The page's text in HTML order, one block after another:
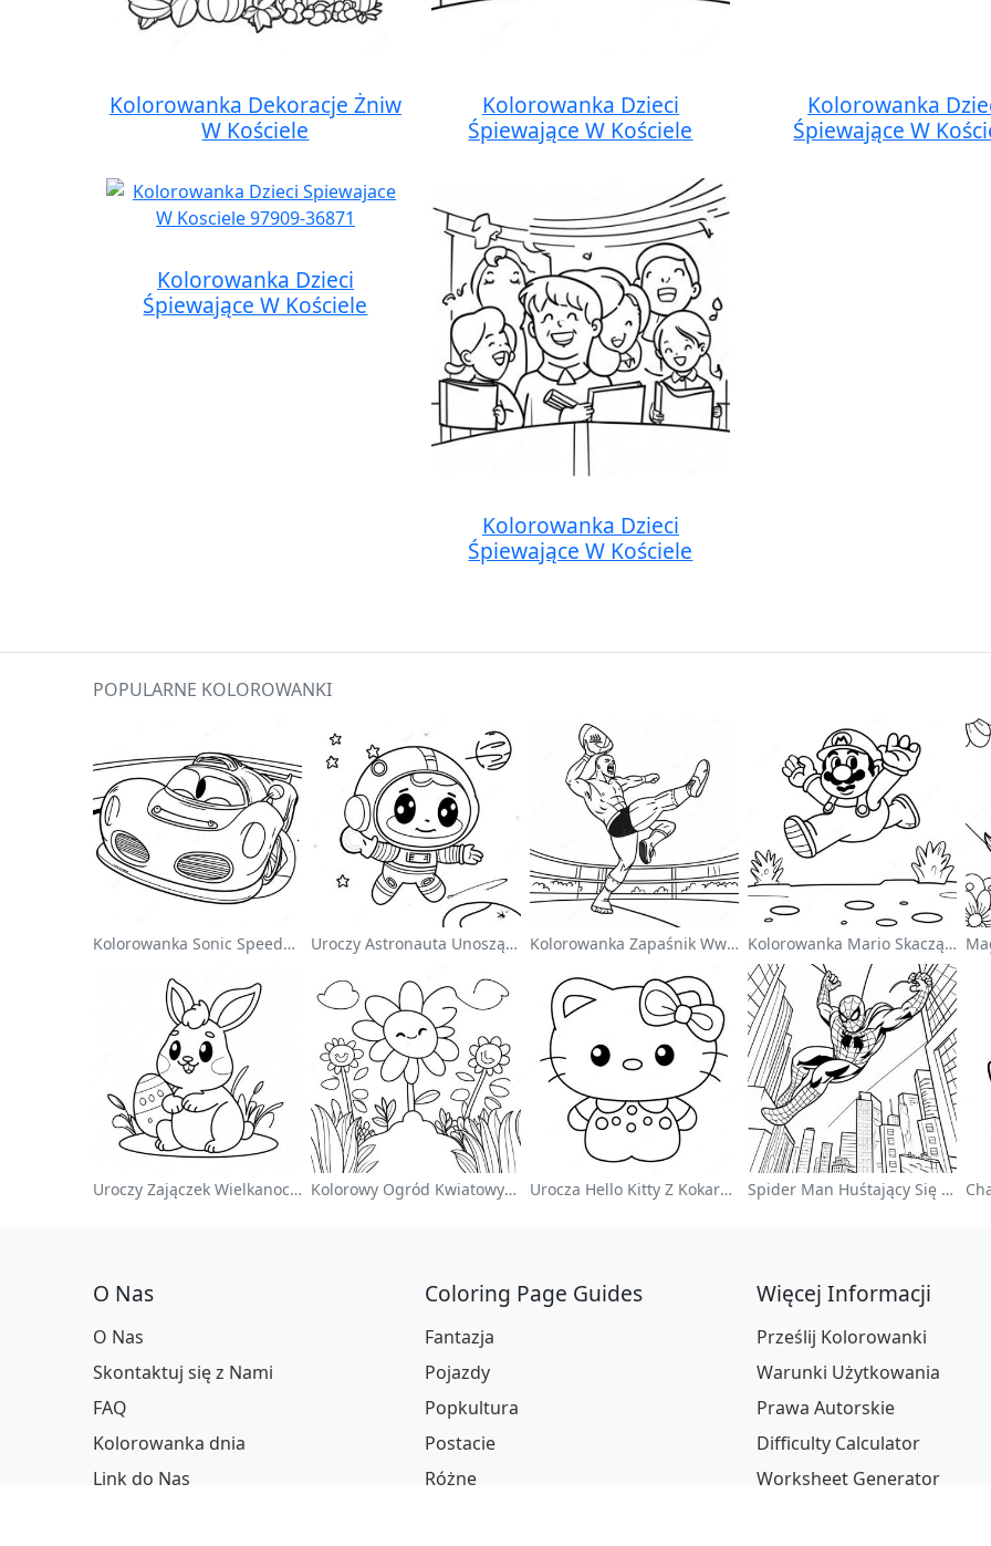
Kolorowanka Dekoracje Żniw
W Kościele
Kolorowanka Dzieci
Śpiewające W Kościele
Kolorowanka
Śpiewające W
Kolorowanka Dzieci
Śpiewające W Kościele
Kolorowanka Dzieci
Śpiewające W Kościele
POPULARNE KOLOROWANKI
Kolorowanka Sonic Speedster Uroczy Astronauta Unoszący Się W Kosmosie - Kolorowanka Kolorowanka Zapaśnik Wwe Skaczący Na Przeciwnika Kolorowanka Mario Skaczący Nad Goombami
Uroczy Zajączek Wielkanocny Na Kolorowance Kolorowy Ogród Kwiatowy Na Kolorowance Urocza Hello Kitty Z Kokardką - Kolorowanka Spider Man Huśtający Się Przez Miasto - Kolorowanka
O Nas
O Nas
Skontaktuj się z Nami
FAQ
Kolorowanka dnia
Link do Nas
Coloring Page Guides
Fantazja
Pojazdy
Popkultura
Postacie
Różne
Więcej Informacji
Prześlij Kolorowanki
Warunki Użytkowania
Prawa Autorskie
Difficulty Calculator
Worksheet Generator